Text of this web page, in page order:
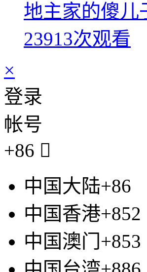
地主家的傻儿
23913次观看
×
登录
帐号
+86 
中国大陆+86
中国香港+852
中国澳门+853